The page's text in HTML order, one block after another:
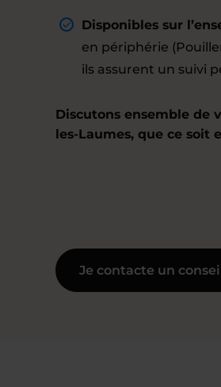
Disponibles sur
en périphérie
ils assurent un suivi
Discutons ensemble de
les-Laumes, que ce soit
Je contacte un